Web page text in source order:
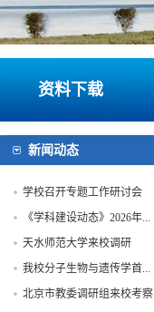
资料下载
新闻动态
学校召开专题工作研讨会
《学科建设动态》2026年...
天水师范大学来校调研
我校分子生物与遗传学首...
北京市教委调研组来校考察